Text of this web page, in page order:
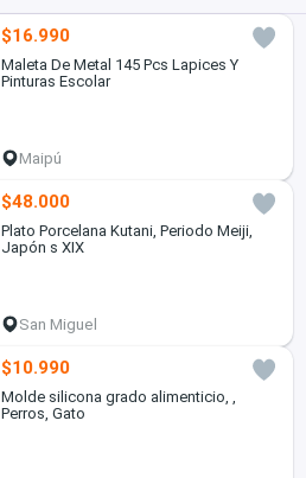
$16.990
Maleta De Metal 145 Pcs Lapices Y
Pinturas Escolar
Maipú
$48.000
Plato Porcelana Kutani, Periodo Meiji,
Japón s XIX
San Miguel
$10.990
Molde silicona grado alimenticio, ,
Perros, Gato